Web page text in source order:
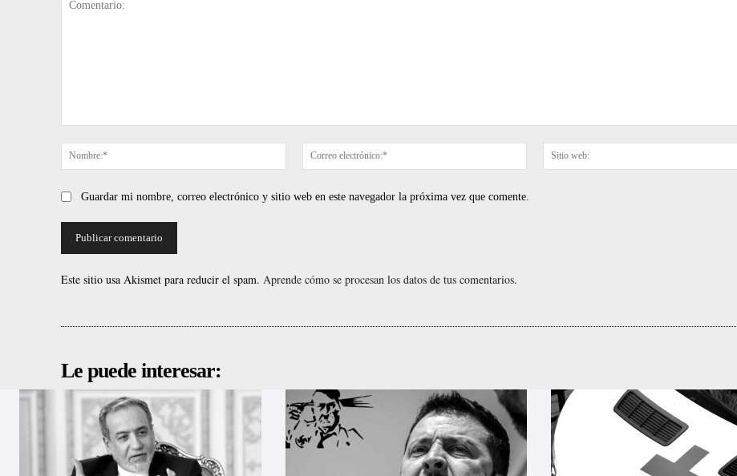
Nombre:*
Correo
electrónico:*
Guardar mi nombre, correo electrónico y sitio web en este navegador la próxima vez que comente.
Este sitio usa Akismet para reducir el spam. Aprende cómo se procesan los datos de tus comentarios.
Le puede interesar: